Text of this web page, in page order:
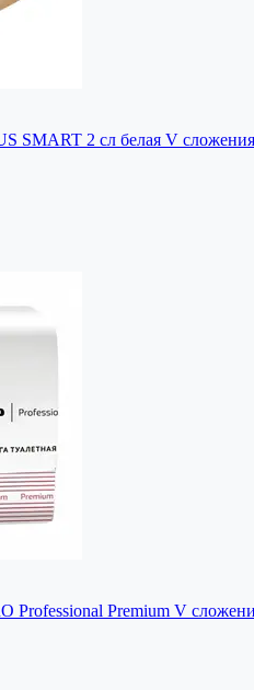
SMART 2 сл белая V
Professional Premium V